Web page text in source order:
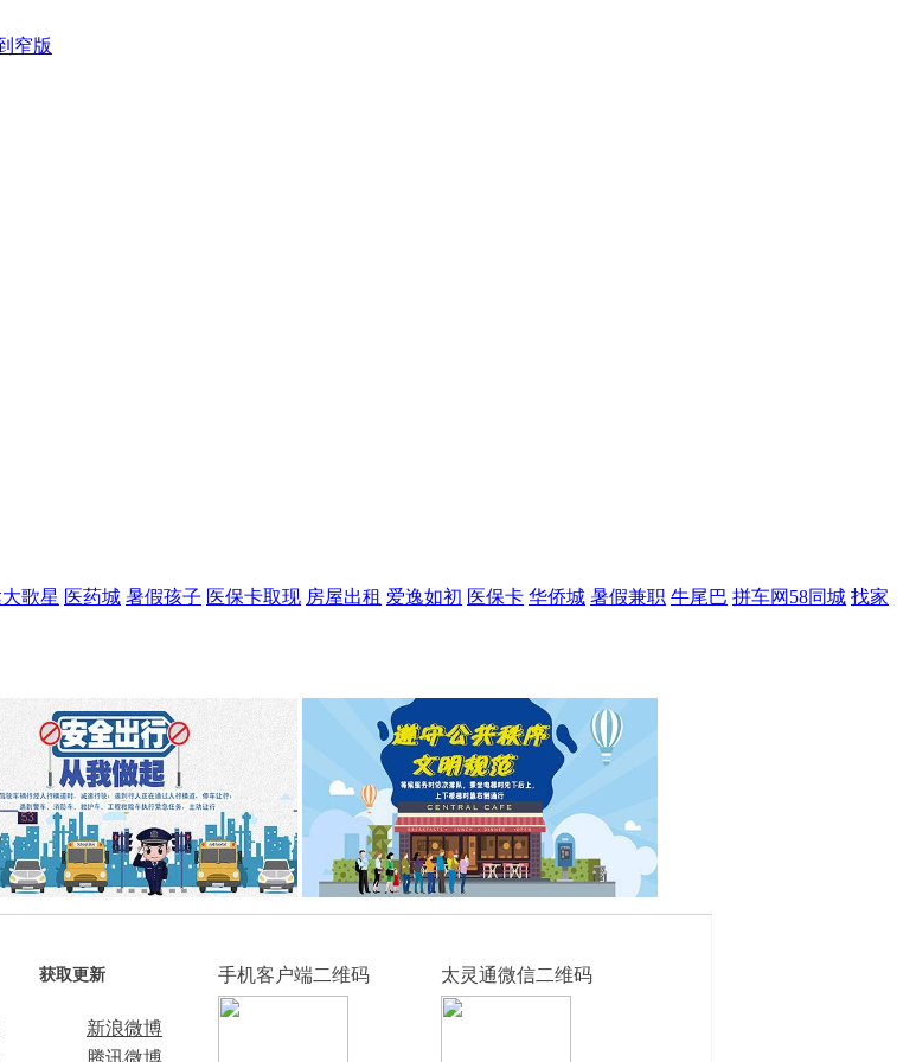
窄版
歌星 医药城 暑假孩子 医保卡取现 房屋出租 爱逸如初 医保卡 华侨城 暑假兼职 牛尾巴 拼车网58同城 找家
获取更新
新浪微博
手机客户端二维码 太灵通微信二维码